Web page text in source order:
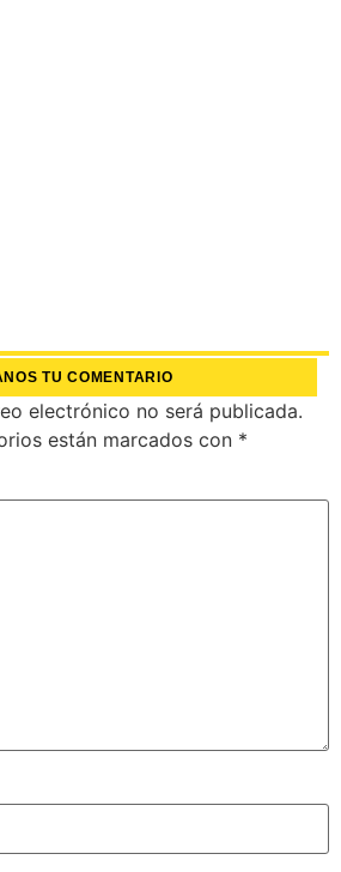
TU COMENTARIO
electrónico no será publicada.
están marcados con *